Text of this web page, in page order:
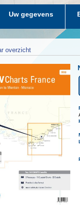
Uw gegevens
overzicht